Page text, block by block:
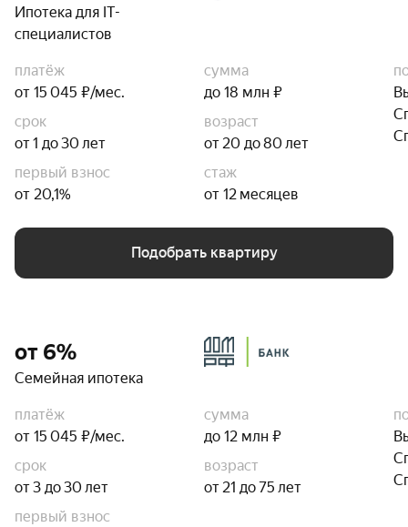
Ипотека для IT-
специалистов
платёж
от 15 045 ₽/мес.
сумма
до 18 млн ₽
срок
от 1 до 30 лет
возраст
от 20 до 80 лет
первый взнос
от 20,1%
стаж
от 12 месяцев
Подобрать квартиру
от 6%
Семейная ипотека
платёж
от 15 045 ₽/мес.
сумма
до 12 млн ₽
срок
от 3 до 30 лет
возраст
от 21 до 75 лет
первый взнос